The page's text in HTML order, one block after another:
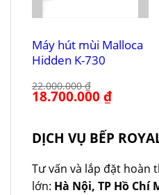
Máy hút mùi Malloca
Hidden K-730
22.000.000₫
Giá
gốc
18.700.000₫Giá
hiện
18.700.000
DỊCH VỤ BẾP
Tư vấn và lắp đặt hoàn
lớn: Hà Nội, TP Hồ Chí